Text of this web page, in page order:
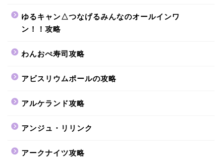
ゆるキャン△つなげるみんなのオールインワ
ン！！攻略
わんおぺ寿司攻略
アビスリウムポールの攻略
アルケランド攻略
アンジュ・リリンク
アークナイツ攻略